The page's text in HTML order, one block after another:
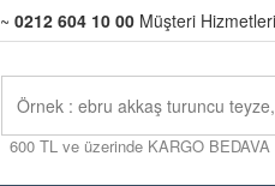
~ 0212 604 10 00 Müşteri
600 TL ve üzerinde KARGO BEDAVA